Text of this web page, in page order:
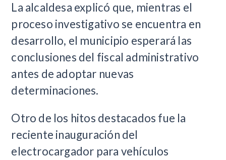
La alcaldesa explicó que, mientras el
proceso investigativo se encuentra en
desarrollo, el municipio esperará las
conclusiones del fiscal administrativo
antes de adoptar nuevas
determinaciones.
Otro de los hitos destacados fue la
reciente inauguración del
electrocargador para vehículos